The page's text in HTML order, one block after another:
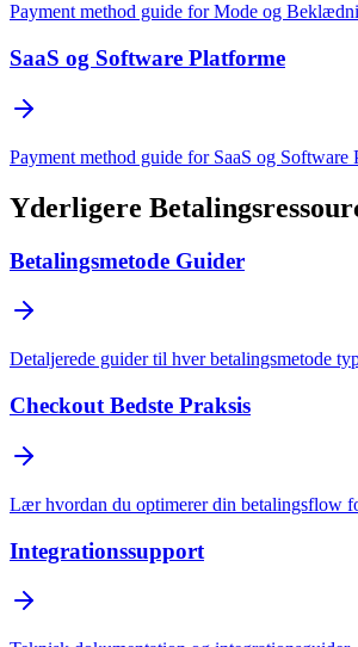
Payment method guide for Mode og
SaaS og Software Platforme
Payment method guide for SaaS og Software
Yderligere
Betalingsmetode Guider
Detaljerede guider til hver betalingsmetode
Checkout Bedste Praksis
Lær hvordan du optimerer din betalingsflow
Integrationssupport